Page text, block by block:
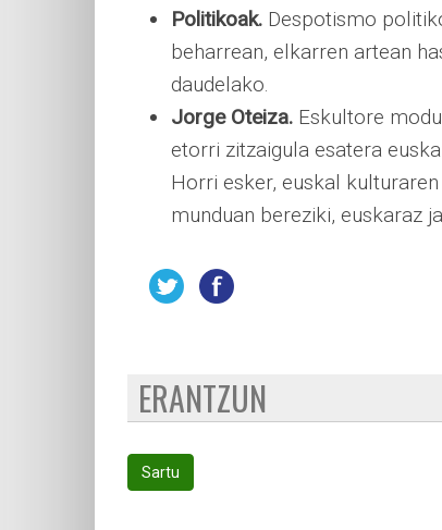
Politikoak. Despotismo
beharrean, elkarren artean
daudelako.
Jorge Oteiza. Eskultore
etorri zitzaigula esatera
Horri esker, euskal
munduan bereziki, euskaraz
ERANTZUN
Sartu